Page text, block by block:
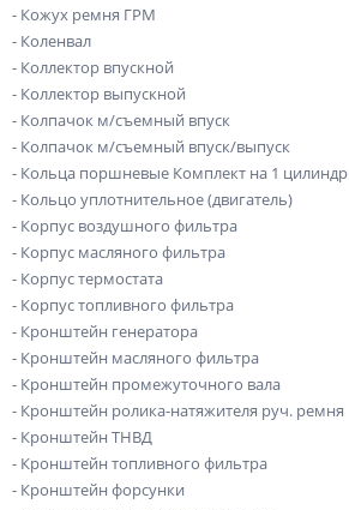
- Кожух ремня ГРМ
- Коленвал
- Коллектор впускной
- Коллектор выпускной
- Колпачок м/съемный впуск
- Колпачок м/съемный впуск/выпуск
- Кольца поршневые Комплект на 1 цилиндр
- Кольцо уплотнительное (двигатель)
- Корпус воздушного фильтра
- Корпус масляного фильтра
- Корпус термостата
- Корпус топливного фильтра
- Кронштейн генератора
- Кронштейн масляного фильтра
- Кронштейн промежуточного вала
- Кронштейн ролика-натяжителя руч. ремня
- Кронштейн ТНВД
- Кронштейн топливного фильтра
- Кронштейн форсунки